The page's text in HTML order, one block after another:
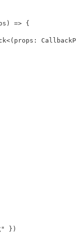
) => {
<( props :
" })